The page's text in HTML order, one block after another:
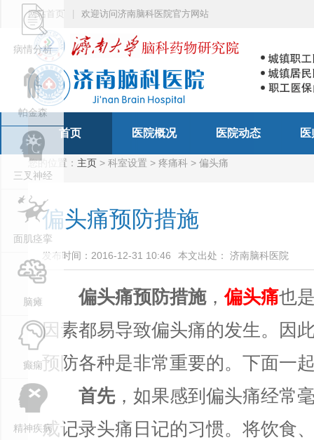
网站首页 欢迎访问济南脑科医院官方网站
首页 医院概况 医院动态
您的位置： 主页 > 科室设置 > 疼痛科 > 偏头痛
偏头痛预防措施
发布时间：2016-12-31 10:46 本文出处： 济南脑科医院
偏头痛预防措施，偏头痛也
因素都易导致偏头痛的发生。因
预防各种是非常重要的。下面一
首先，如果感到偏头痛经常
成记录头痛日记的习惯。将饮食
病情分析
帕金森
三叉神经
面肌痉挛
脑瘫
癫痫
精神疾病